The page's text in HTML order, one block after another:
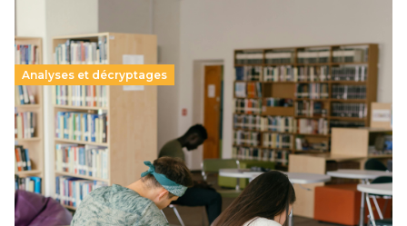
Analyses et décryptages
Supérieur privé : une dérive qui met à mal la
promesse républicaine
11 juillet 2026-
Le projet de loi sur la régulation de l’enseignement
supérieur privé met en lumière l’amplification d’un système